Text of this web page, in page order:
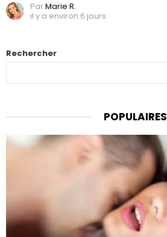
ParMarie R.
il y a environ 6 jours
Rechercher
POPULAIRES